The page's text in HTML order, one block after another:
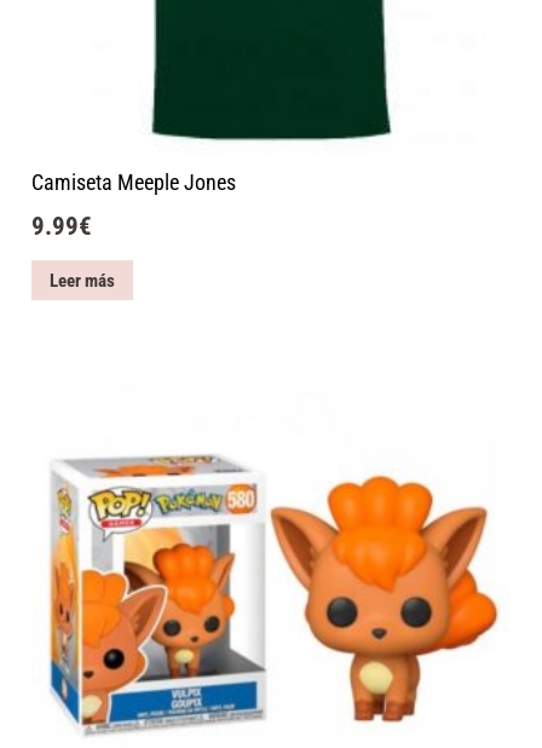
Camiseta Meeple Jones
9.99€
Leer más